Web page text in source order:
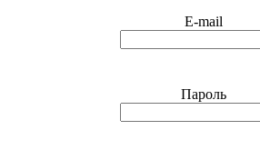
E-mail
Пароль